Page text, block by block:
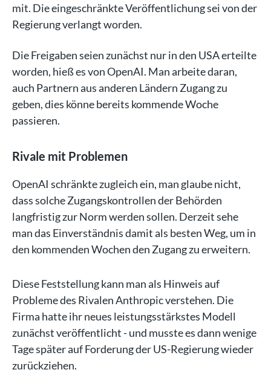
mit. Die eingeschränkte Veröffentlichung sei von der
Regierung verlangt worden.
Die Freigaben seien zunächst nur in den USA erteilte
worden, hieß es von OpenAI. Man arbeite daran,
auch Partnern aus anderen Ländern Zugang zu
geben, dies könne bereits kommende Woche
passieren.
Rivale mit Problemen
OpenAI schränkte zugleich ein, man glaube nicht,
dass solche Zugangskontrollen der Behörden
langfristig zur Norm werden sollen. Derzeit sehe
man das Einverständnis damit als besten Weg, um in
den kommenden Wochen den Zugang zu erweitern.
Diese Feststellung kann man als Hinweis auf
Probleme des Rivalen Anthropic verstehen. Die
Firma hatte ihr neues leistungsstärkstes Modell
zunächst veröffentlicht - und musste es dann wenige
Tage später auf Forderung der US-Regierung wieder
zurückziehen.